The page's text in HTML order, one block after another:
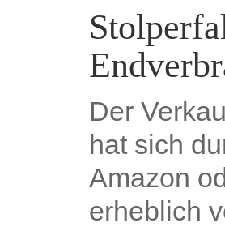
Der
hat sich
Amazon
erheblich